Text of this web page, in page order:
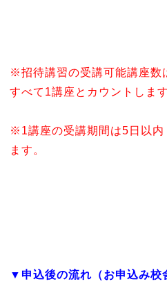
※招待講習の受講可能講座数
すべて1講座とカウントします
※1講座の受講期間は5日以内
ます。
▼申込後の流れ（お申込み校